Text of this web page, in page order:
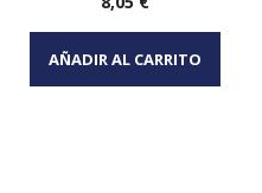
Vista rápida
AÑADIR AL CARRITO